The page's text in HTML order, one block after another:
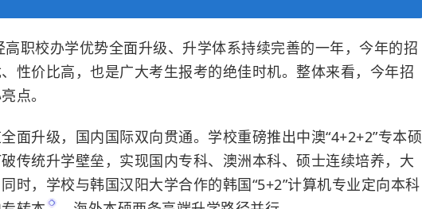
职校办学优势全面升级、升学体系持续完善的一年，今年的招
性价比高，也是广大考生报考的绝佳时机。整体来看，今年招
点。
面升级，国内国际双向贯通。学校重磅推出中澳“4+2+2”专本硕
传统升学壁垒，实现国内专科、澳洲本科、硕士连续培养，大
时，学校与韩国汉阳大学合作的韩国“5+2”计算机专业定向本科